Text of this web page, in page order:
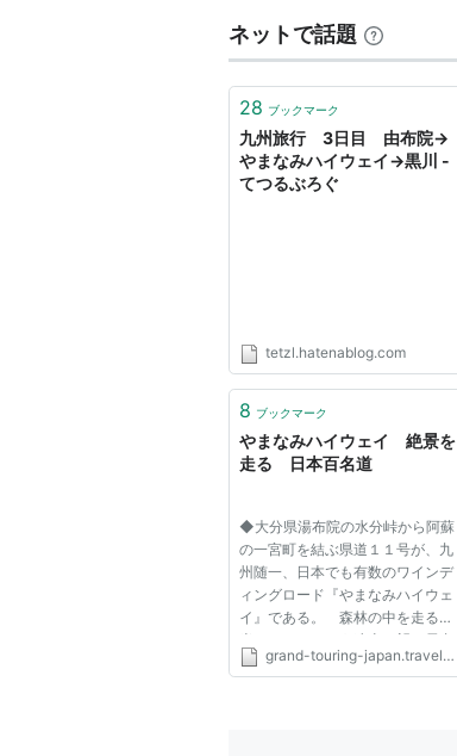
ネットで話題
28 ブックマーク
九州旅行 3日目 由布院→
やまなみハイウェイ→黒川 -
てつるぶろぐ
tetzl.hatenablog.com
8 ブックマーク
やまなみハイウェイ 絶景を
走る 日本百名道
◆大分県湯布院の水分峠から阿蘇
の一宮町を結ぶ県道１１号が、九
州随一、日本でも有数のワインデ
ィングロード『やまなみハイウェ
イ』である。 森林の中を走る前
半から、くじゅう連山を望む長者
原（飯田高原）、そして阿蘇外輪
grand-touring-japan.travel.coocan.jp